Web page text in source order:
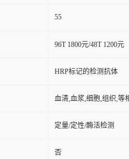
55
96T 1800元/48T 1200元
HRP标记的检测抗体
血清,血浆,细胞,组织,等
定量/定性/酶活检测
否